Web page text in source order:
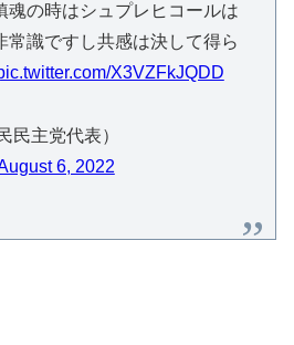
魂の時はシュプレヒコールは
常識ですし共感は決して得ら
X3VZFkJQDD
主党代表）
6, 2022